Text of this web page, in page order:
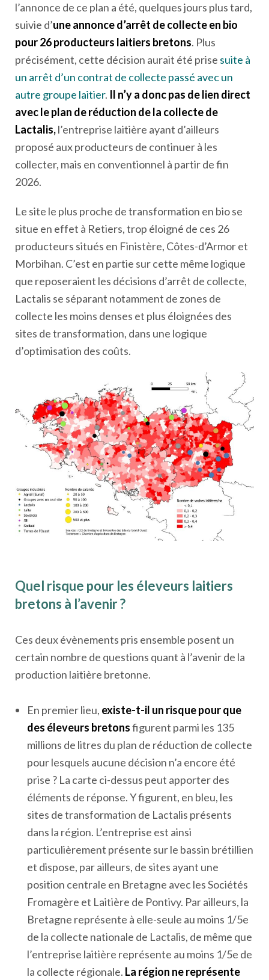
l’annonce de ce plan a été, quelques jours plus tard,
suivie d’une annonce d’arrêt de collecte en bio
pour 26 producteurs laitiers bretons. Plus
précisément, cette décision aurait été prise suite à
un arrêt d’un contrat de collecte passé avec un
autre groupe laitier. Il n’y a donc pas de lien direct
avec le plan de réduction de la collecte de
Lactalis,l’entreprise laitière ayant d’ailleurs
proposé aux producteurs de continuer à les
collecter, mais en conventionnel à partir de fin
2026.
Le site le plus proche de transformation en bio se
situe en effet à Retiers, trop éloigné de ces 26
producteurs situés en Finistère, Côtes-d’Armor et
Morbihan. C’est en partie sur cette même logique
que reposeraient les décisions d’arrêt de collecte,
Lactalis se séparant notamment de zones de
collecte les moins denses et plus éloignées des
sites de transformation, dans une logique
d’optimisation des coûts.
Quel risque pour les éleveurs laitiers
bretons à l’avenir ?
Ces deux évènements pris ensemble posent un
certain nombre de questions quant à l’avenir de la
production laitière bretonne.
En premier lieu, existe-t-il un risque pour que
des éleveurs bretonsfigurent parmi les 135
millions de litres du plan de réduction de collecte
pour lesquels aucune décision n’a encore été
prise ? La carte ci-dessus peut apporter des
éléments de réponse. Y figurent, en bleu, les
sites de transformation de Lactalis présents
dans la région. L’entreprise est ainsi
particulièrement présente sur le bassin brétillien
et dispose, par ailleurs, de sites ayant une
position centrale en Bretagne avec les Sociétés
Fromagère et Laitière de Pontivy. Par ailleurs, la
Bretagne représente à elle-seule au moins 1/5e
de la collecte nationale de Lactalis, de même que
l’entreprise laitière représente au moins 1/5e de
la collecte régionale. La région ne représente